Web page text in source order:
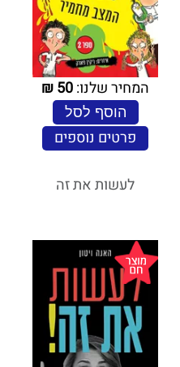
המחיר שלנו:50
₪
הוסף לסל
פרטים נוספים
לעשות את זה